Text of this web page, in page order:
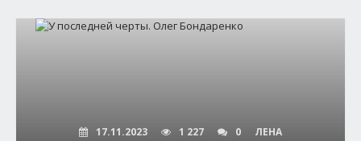
17.11.2023 1 227 0 ЛЕНА